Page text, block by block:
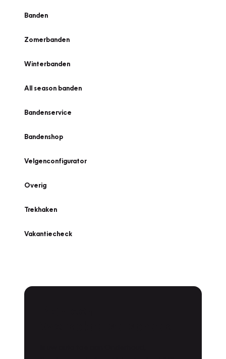
Banden
Zomerbanden
Winterbanden
All season banden
Bandenservice
Bandenshop
Velgenconfigurator
Overig
Trekhaken
Vakantiecheck